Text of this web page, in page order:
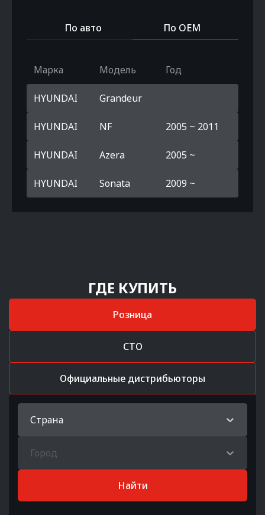
По авто По OEM
Марка Модель Год
HYUNDAI Grandeur
HYUNDAI NF 2005 ~ 2011
HYUNDAI Azera 2005 ~
HYUNDAI Sonata 2009 ~
ГДЕ КУПИТЬ
Розница
СТО
Официальные дистрибьюторы
Страна
Город
Найти